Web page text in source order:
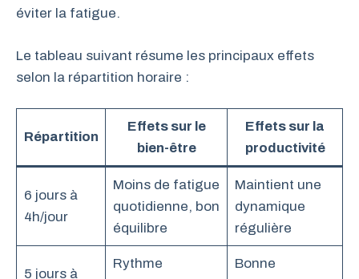
éviter la fatigue.
Le tableau suivant résume les principaux effets
selon la répartition horaire :
Répartition
Effets sur le
bien-être
Effets sur la
productivité
6 jours à
4h/jour
Moins de fatigue
quotidienne, bon
équilibre
Maintient une
dynamique
régulière
5 jours à
Rythme
Bonne